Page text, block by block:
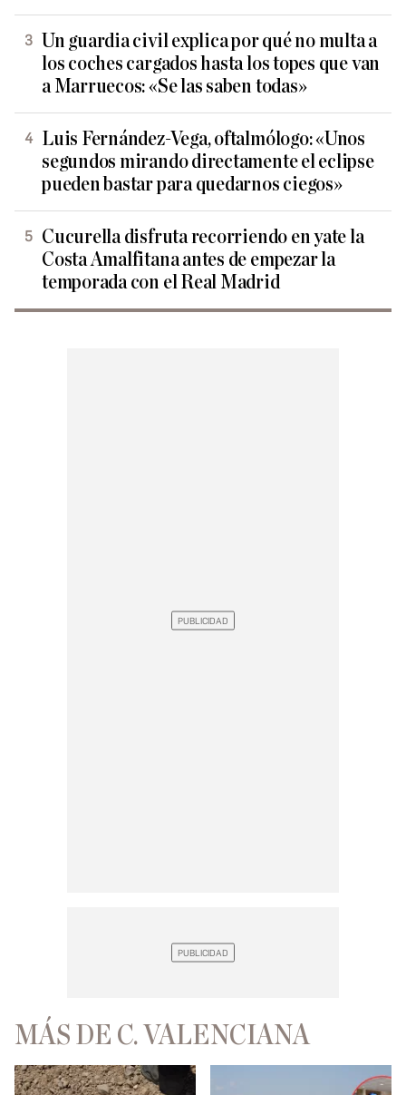
Un guardia civil explica por qué no multa a
los coches cargados hasta los topes que van
a Marruecos: «Se las saben todas»
Luis Fernández-Vega, oftalmólogo: «Unos
segundos mirando directamente el eclipse
pueden bastar para quedarnos ciegos»
Cucurella disfruta recorriendo en yate la
Costa Amalfitana antes de empezar la
temporada con el Real Madrid
MÁS DE C. VALENCIANA